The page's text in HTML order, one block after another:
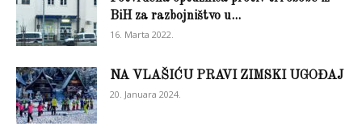
BiH za razbojništvo u...
16. Marta 2022.
NA VLAŠIĆU PRAVI ZIMSKI UGOĐAJ
20. Januara 2024.